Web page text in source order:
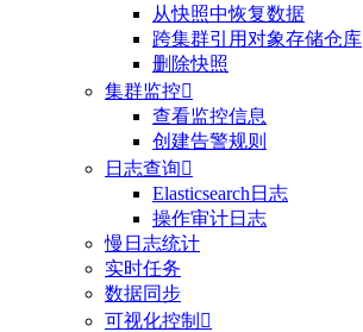
从快照中恢复数据
跨集群引用对象存储仓库
删除快照
集群监控
查看监控信息
创建告警规则
日志查询
Elasticsearch日志
操作审计日志
慢日志统计
实时任务
数据同步
可视化控制 